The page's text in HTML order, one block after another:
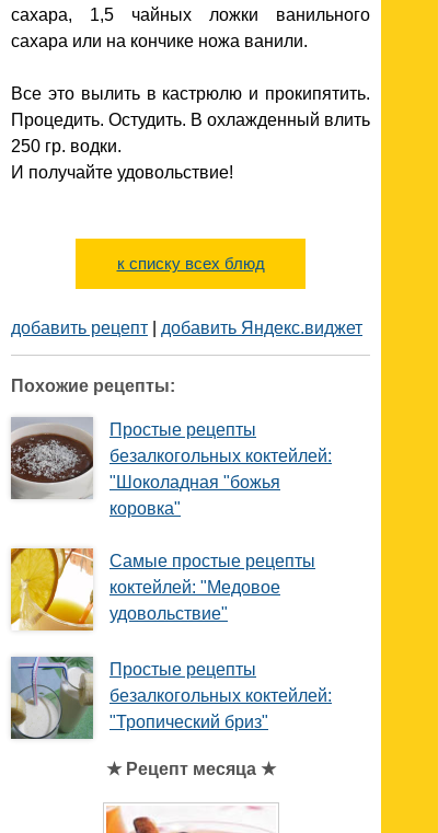
сахара, 1,5 чайных ложки ванильного
сахара или на кончике ножа ванили.
Все это вылить в кастрюлю и прокипятить.
Процедить. Остудить. В охлажденный влить
250 гр. водки.
И получайте удовольствие!
к списку всех блюд
добавить рецепт добавить Яндекс.виджет
Похожие рецепты:
Простые рецепты
безалкогольных коктейлей:
"Шоколадная "божья
коровка"
Самые простые рецепты
коктейлей: "Медовое
удовольствие"
Простые рецепты
безалкогольных коктейлей:
"Тропический бриз"
★ Рецепт месяца ★